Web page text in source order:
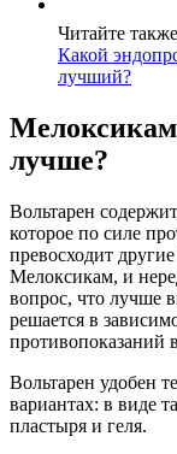
Читайте
Какой
лучший?
Мелоксикам
лучше?
Вольтарен
которое по силе
превосходит
Мелоксикам, и
вопрос, что лучше
решается в
противопоказаний
Вольтарен удобен
вариантах: в виде
пластыря и геля.